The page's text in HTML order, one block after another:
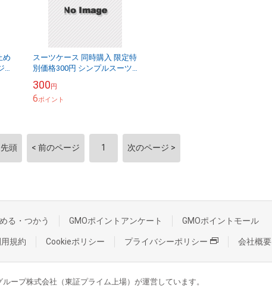
め
スーツケース 同時購入 限定特
別価格300円 シンプルスーツ
300円
6ポイント
先頭 < 前のページ 1 次のページ >
る・つかう GMOポイントアンケート GMOポイントモール
規約 Cookieポリシー プライバシーポリシー 会社概要
ープ株式会社（東証プライム上場）が運営しています。